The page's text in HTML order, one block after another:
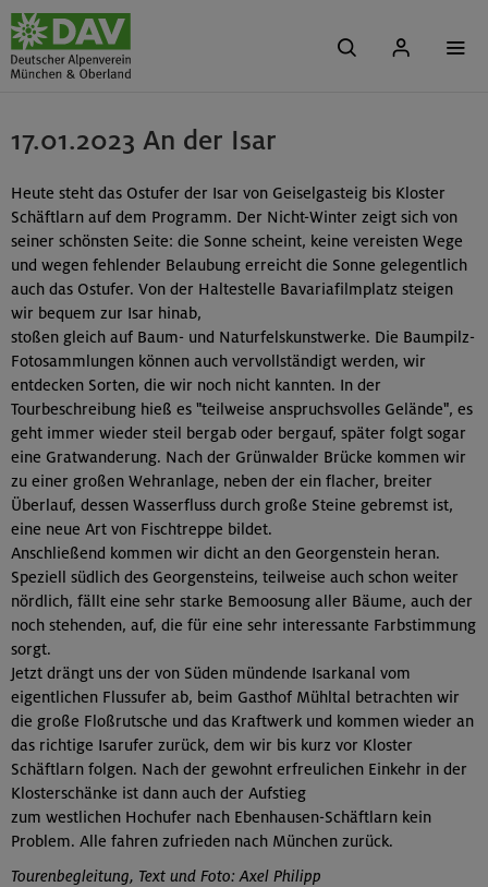
17.01.2023 An der Isar
Heute steht das Ostufer der Isar von Geiselgasteig bis Kloster
Schäftlarn auf dem Programm. Der Nicht-Winter zeigt sich von
seiner schönsten Seite: die Sonne scheint, keine vereisten Wege
und wegen fehlender Belaubung erreicht die Sonne gelegentlich
auch das Ostufer. Von der Haltestelle Bavariafilmplatz steigen
wir bequem zur Isar hinab,
stoßen gleich auf Baum- und Naturfelskunstwerke. Die Baumpilz-
Fotosammlungen können auch vervollständigt werden, wir
entdecken Sorten, die wir noch nicht kannten. In der
Tourbeschreibung hieß es "teilweise anspruchsvolles Gelände", es
geht immer wieder steil bergab oder bergauf, später folgt sogar
eine Gratwanderung. Nach der Grünwalder Brücke kommen wir
zu einer großen Wehranlage, neben der ein flacher, breiter
Überlauf, dessen Wasserfluss durch große Steine gebremst ist,
eine neue Art von Fischtreppe bildet.
Anschließend kommen wir dicht an den Georgenstein heran.
Speziell südlich des Georgensteins, teilweise auch schon weiter
nördlich, fällt eine sehr starke Bemoosung aller Bäume, auch der
noch stehenden, auf, die für eine sehr interessante Farbstimmung
sorgt.
Jetzt drängt uns der von Süden mündende Isarkanal vom
eigentlichen Flussufer ab, beim Gasthof Mühltal betrachten wir
die große Floßrutsche und das Kraftwerk und kommen wieder an
das richtige Isarufer zurück, dem wir bis kurz vor Kloster
Schäftlarn folgen. Nach der gewohnt erfreulichen Einkehr in der
Klosterschänke ist dann auch der Aufstieg
zum westlichen Hochufer nach Ebenhausen-Schäftlarn kein
Problem. Alle fahren zufrieden nach München zurück.
Tourenbegleitung, Text und Foto: Axel Philipp